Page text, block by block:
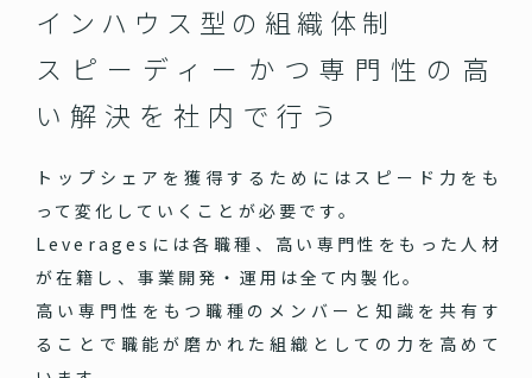
インハウス型の組織体制
スピーディーかつ専門性の高
い 解決を社内で行う
トップシェアを獲得するためにはスピード力をも
って変化していくことが必要です。
Leveragesには各職種、高い専門性をもった人材
が在籍し、事業開発・運用は全て内製化。
高い専門性をもつ職種のメンバーと知識を共有す
ることで職能が磨かれた組織としての力を高めて